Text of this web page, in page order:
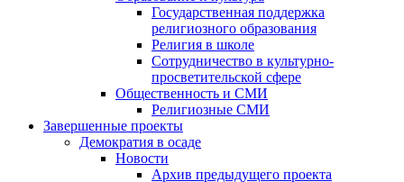
Государственная поддержка
религиозного образования
Религия в школе
Сотрудничество в культурно-
просветительской сфере
Общественность и СМИ
Религиозные СМИ
Завершенные проекты
Демократия в осаде
Новости
Архив предыдущего проекта